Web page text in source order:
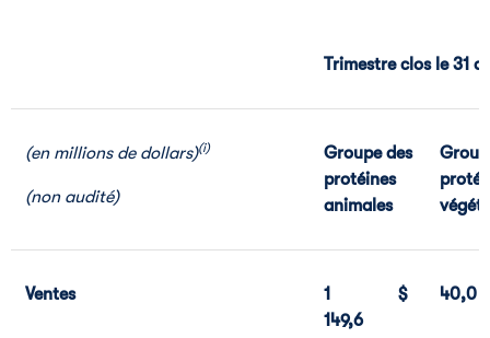
Trimestre clos le 31
(en millions de dollars)(i)
(non audité)
Groupe des
protéines
animales
Ventes
1
149,6
$ 40,0